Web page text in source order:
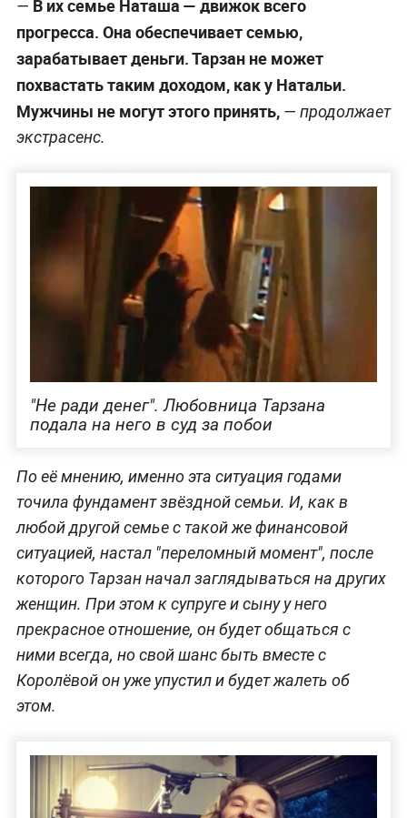
— В их семье Наташа — движок всего
прогресса. Она обеспечивает семью,
зарабатывает деньги. Тарзан не может
похвастать таким доходом, как у Натальи.
Мужчины не могут этого принять,— продолжает
экстрасенс.
"Не ради денег". Любовница Тарзана
подала на него в суд за побои
По её мнению, именно эта ситуация годами
точила фундамент звёздной семьи. И, как в
любой другой семье с такой же финансовой
ситуацией, настал "переломный момент", после
которого Тарзан начал заглядываться на других
женщин. При этом к супруге и сыну у него
прекрасное отношение, он будет общаться с
ними всегда, но свой шанс быть вместе с
Королёвой он уже упустил и будет жалеть об
этом.